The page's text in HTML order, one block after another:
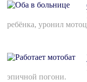
ребёнка, уронил
эпичной погони.